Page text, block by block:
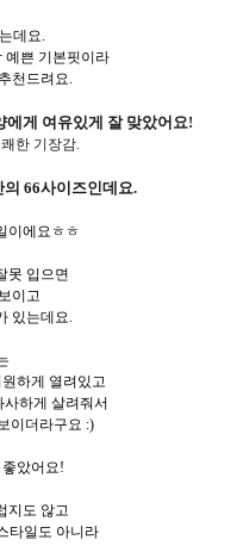
데요.
예쁜 기본핏이라
천드려요.
에게 여유있게 잘 맞았어요!
한 기장감.
66사이즈인데요.
이에요ㅎㅎ
못 입으면
이고
있는데요.
하게 열려있고
하게 살려줘서
이더라구요 :)
았어요!
지도 않고
타일도 아니라